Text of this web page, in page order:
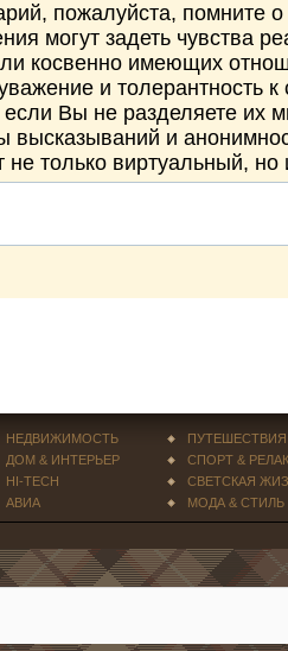
пожалуйста, помните
могут задеть чувства
косвенно имеющих
и толерантность
Вы не разделяете их
высказываний и
не только виртуальный,
НЕДВИЖИМОСТЬ
ДОМ & ИНТЕРЬЕР
HI-TECH
АВИА
ПУТЕШЕСТВИЯ
СПОРТ &
СВЕТСКАЯ
МОДА & СТИЛЬ